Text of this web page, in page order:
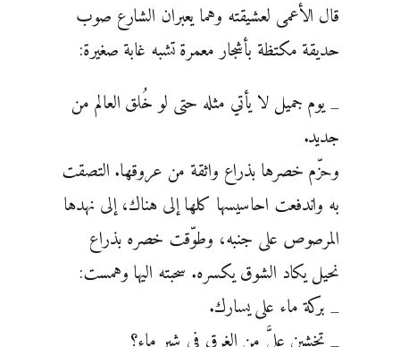
قال الأعمى لعشيقته وهما يعبران الشارع صوب
حديقة مكتظة بأشجار معمرة تشبه غابة صغيرة:
_ يوم جميل لا يأتي مثله حتى لو خُلق العالم من
جديد.
وحزّم خصرها بذراع واثقة من عروقها. التصقت
به واندفعت احاسيسها كلها إلى هناك، إلى نهدها
المرصوص على جنبه، وطوّقت خصره بذراع
نحيل يكاد الشوق يكسره. سحبته اليها وهمست:
_ بركة ماء على يسارك.